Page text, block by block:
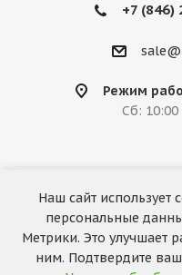
+7 (846)
Режим
Сб: 10:00
2026 ©
Запуск
Наш сайт
персональные
Метрики. Это улучшает
ним. Подтвердите